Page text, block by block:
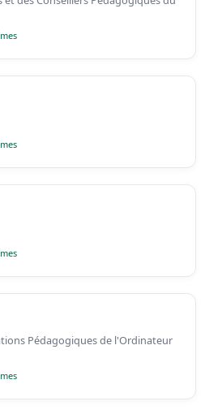
Pédagogiques de l'Ordinateur